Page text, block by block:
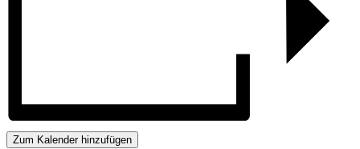
Zum Kalender hinzufügen